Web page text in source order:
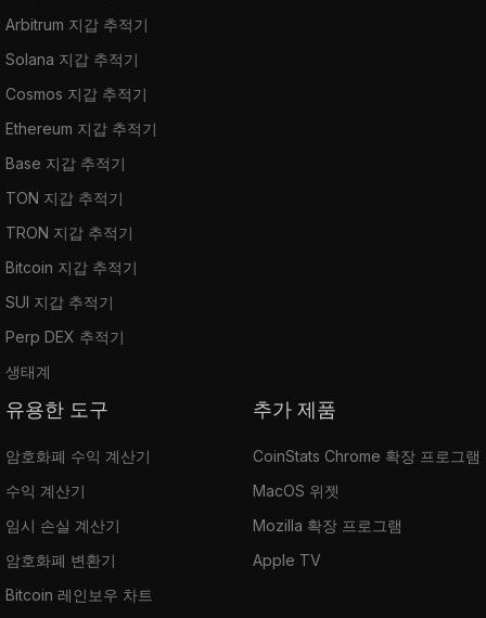
Arbitrum 지갑 추적기
Solana 지갑 추적기
Cosmos 지갑 추적기
Ethereum 지갑 추적기
Base 지갑 추적기
TON 지갑 추적기
TRON 지갑 추적기
Bitcoin 지갑 추적기
SUI 지갑 추적기
Perp DEX 추적기
생태계
유용한 도구
암호화폐 수익 계산기
수익 계산기
임시 손실 계산기
암호화폐 변환기
Bitcoin 레인보우 차트
추가 제품
CoinStats Chrome 확장 프로그램
MacOS 위젯
Mozilla 확장 프로그램
Apple TV